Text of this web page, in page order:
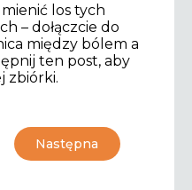
los tych
– dołączcie do
między bólem a
ten post, aby
zbiórki.
Następna